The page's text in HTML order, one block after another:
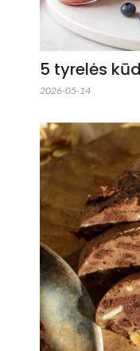
5 tyrelės
2026-05-14